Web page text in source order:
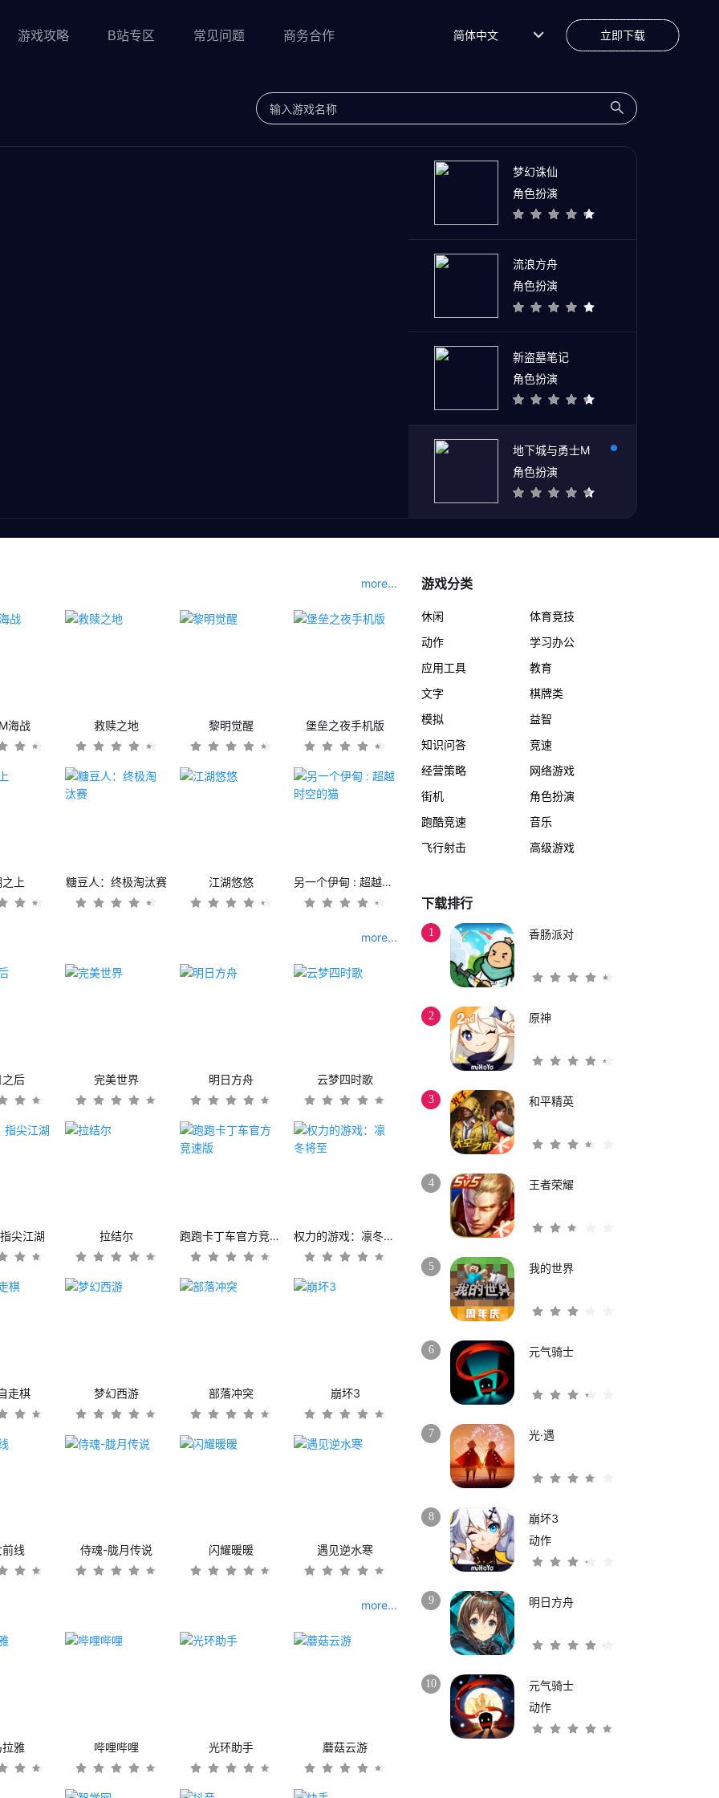
游戏攻略 B站专区 常见问题 商务合作 简体中文 立即下载
梦幻诛仙
角色扮演
流浪方舟
角色扮演
新盗墓笔记
角色扮演
地下城与勇士M
角色扮演
more...
海战 救赎之地 黎明觉醒 堡垒之夜手机版
上 糖豆人：终极淘汰赛 江湖悠悠 另一个伊甸 : 超越时空的猫
more...
后 完美世界 明日方舟 云梦四时歌
尖江湖 拉结尔 跑跑卡丁车官方竞速版 权力的游戏：凛冬将至
走棋 梦幻西游 部落冲突 崩坏3
线 侍魂-胧月传说 闪耀暖暖 遇见逆水寒
more...
雅 哔哩哔哩 光环助手 蘑菇云游
游戏分类
休闲
体育竞技
动作
学习办公
应用工具
教育
文字
棋牌类
模拟
益智
知识问答
竞速
经营策略
网络游戏
街机
角色扮演
跑酷竞速
音乐
飞行射击
高级游戏
下载排行
1 香肠派对
2 原神
3 和平精英
4 王者荣耀
5 我的世界
6 元气骑士
7 光·遇
8
崩坏3
动作
9 明日方舟
10
元气骑士
动作